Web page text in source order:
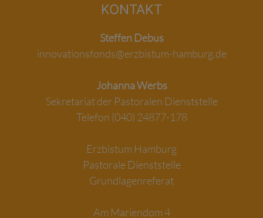
KONTAKT
Steffen Debus
innovationsfonds@erzbistum-hamburg.de
Johanna Werbs
Sekretariat der Pastoralen Dienststelle
Telefon (040) 24877-178
Erzbistum Hamburg
Pastorale Dienststelle
Grundlagenreferat
Am Mariendom 4